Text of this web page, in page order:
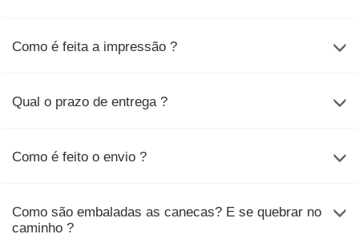
Como é feita a impressão ?
Qual o prazo de entrega ?
Como é feito o envio ?
Como são embaladas as canecas? E se quebrar no
caminho ?